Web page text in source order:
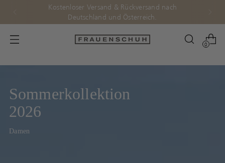
Kostenloser Versand & Rückversand nach
Deutschland und Österreich.
0
Sommerkollektion
2026
Damen